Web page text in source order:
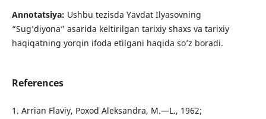
Annotatsiya: Ushbu tezisda Yavdat Ilyasovning
“Sug’diyona” asarida keltirilgan tarixiy shaxs va tarixiy
haqiqatning yorqin ifoda etilgani haqida so’z boradi.
References
1. Arrian Flaviy, Poxod Aleksandra, M.—L., 1962;